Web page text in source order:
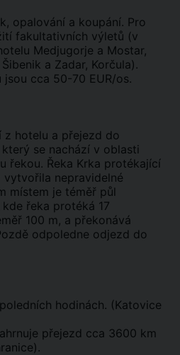
opalování a koupání. Pro
fakultativních výletů (v
Medjugorje a Mostar,
a Zadar, Korčula).
cca 50-70 EUR/os.
z hotelu a přejezd do
se nachází v oblasti
řekou. Řeka Krka protékající
nepravidelné
místem je téměř půl
řeka protéká 17
100 m, a překonává
odpoledne odjezd do
hodinách. (Katovice
přejezd cca 3600 km